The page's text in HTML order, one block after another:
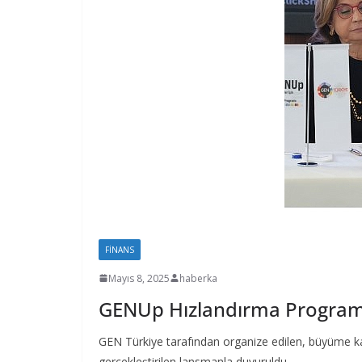
FINANS
Mayıs 8, 2025 haberka
GENUp Hızlandırma
GEN Türkiye tarafından organize edilen, büyüme